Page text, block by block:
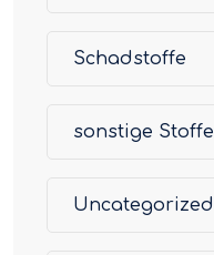
Schadstoffe
sonstige Stoffe
Uncategorized